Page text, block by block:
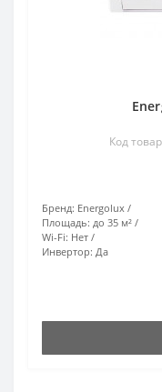
Код
Бренд: Energolux
Площадь: до 35 м²
Wi-Fi: Нет
Инвертор: Да